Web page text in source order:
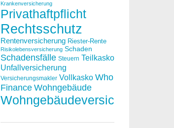
Krankenversicherung
Privathaftpflicht
Rechtsschutz
Rentenversicherung Riester-Rente
Risikolebensversicherung Schaden
Schadensfälle Steuern Teilkasko
Unfallversicherung
Versicherungsmakler Vollkasko Who
Finance Wohngebäude
Wohngebäudeversicherung